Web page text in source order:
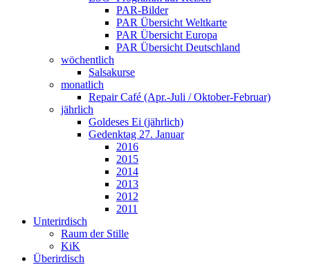
PAR-Bilder
PAR Übersicht Weltkarte
PAR Übersicht Europa
PAR Übersicht Deutschland
wöchentlich
Salsakurse
monatlich
Repair Café (Apr.-Juli / Oktober-Februar)
jährlich
Goldeses Ei (jährlich)
Gedenktag 27. Januar
2016
2015
2014
2013
2012
2011
Unterirdisch
Raum der Stille
KiK
Überirdisch